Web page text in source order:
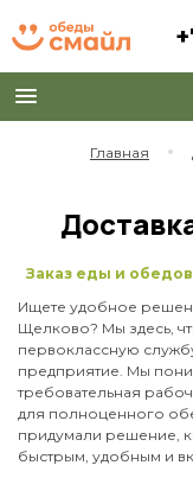
Toggle
navigation
Главная
Заказ еды и
Ищете удобное
Щелково? Мы здесь,
первоклассную
предприятие. Мы
требовательная
для полноценного
придумали решение,
быстрым, удобным и